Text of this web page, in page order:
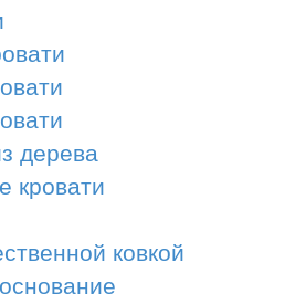
дерева
кровати
ковкой